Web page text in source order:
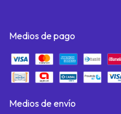
Medios de pago
Medios de envío